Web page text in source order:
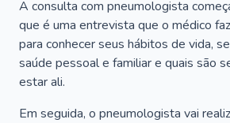
A consulta com pneumologista
que é uma entrevista que o médico
para conhecer seus hábitos de vida,
saúde pessoal e familiar e quais são
estar ali.
Em seguida, o pneumologista vai